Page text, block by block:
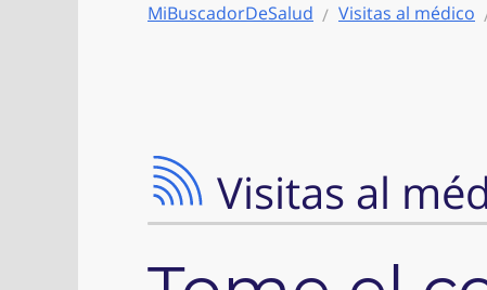
MiBuscadorDeSalud Visitas al médico
Visitas al